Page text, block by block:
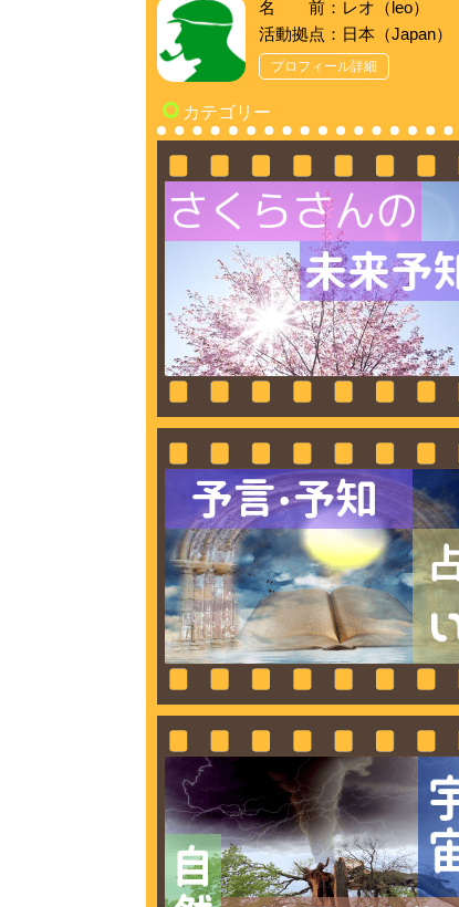
名 前：レオ（leo）
活動拠点：日本（Japan）
プロフィール詳細
カテゴリー